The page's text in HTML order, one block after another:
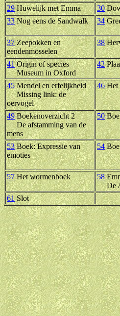
29Huwelijk met Emma 30
33Nog eens de Sandwalk 34
37Zeepokken en
eendenmosselen
38
41Origin of species
Museum in Oxford
42
45Mendel en erfelijkheid
Missing link: de
oervogel
46Het
49Boekenoverzicht 2
De afstamming van de
mens
50
53Boek: Expressie van
emoties
54
57Het wormenboek 58
De
61Slot